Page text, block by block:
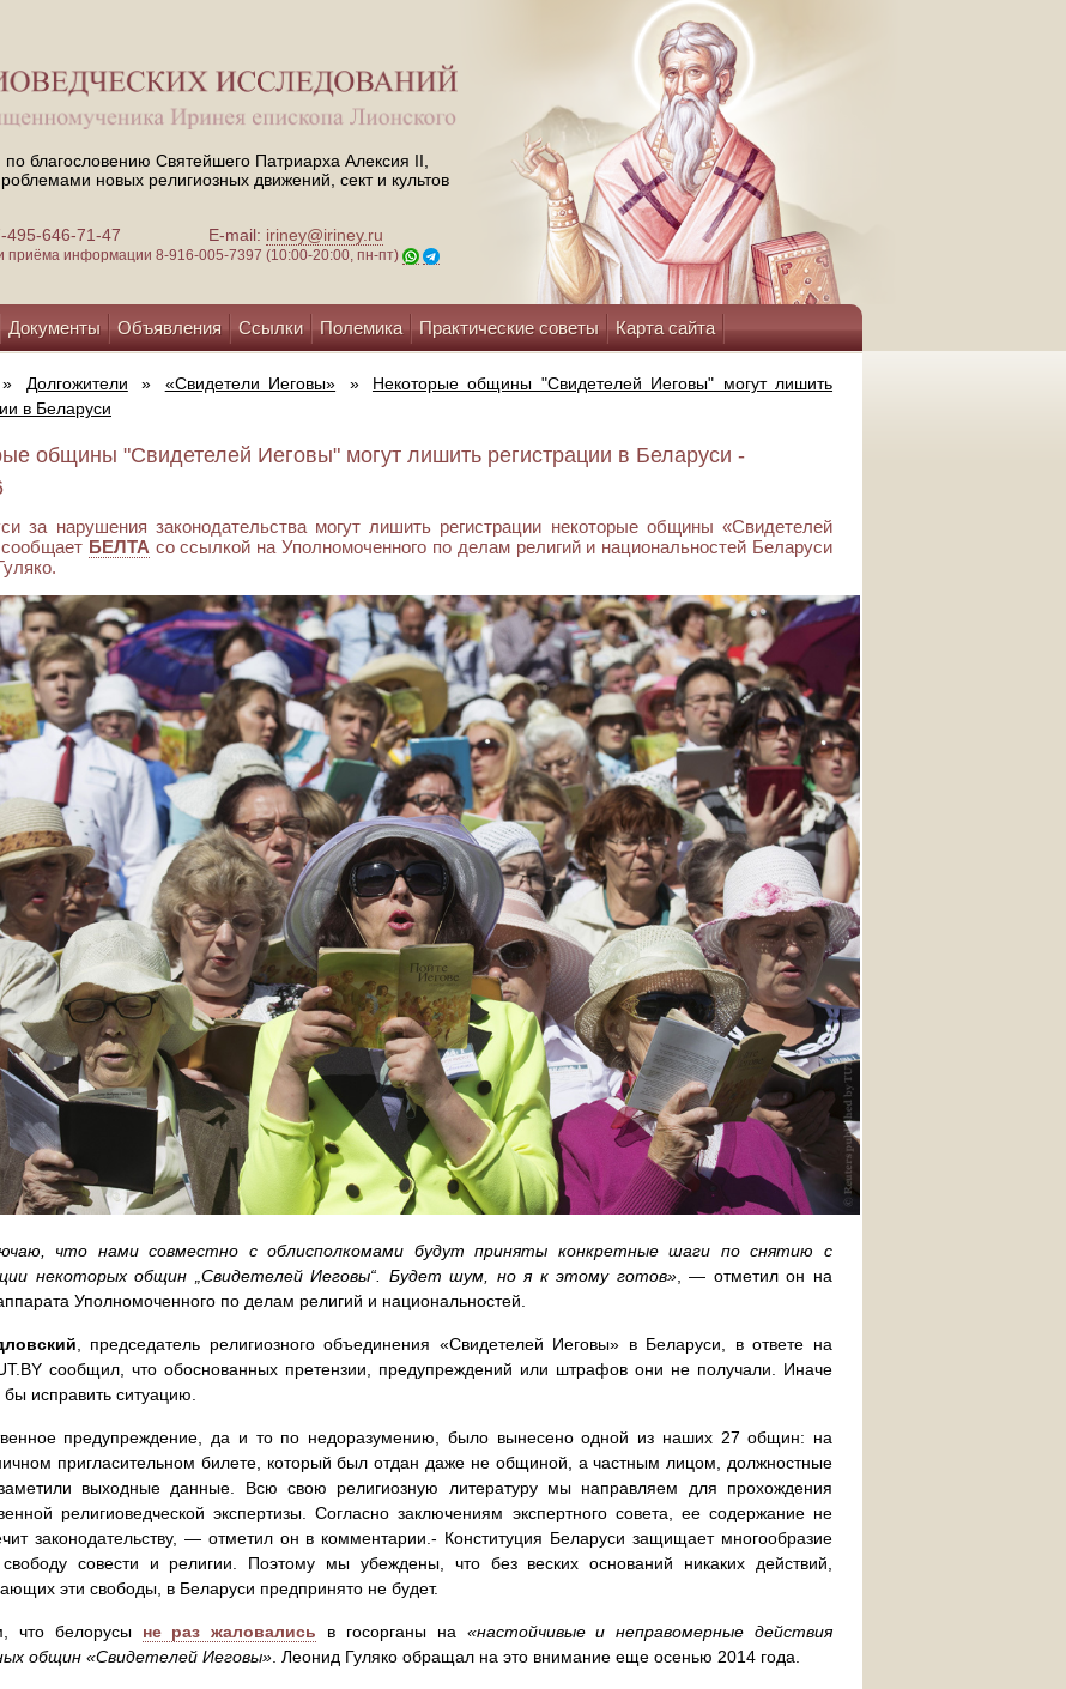
по благословению Святейшего Патриарха Алексия II,
новых религиозных движений, сект и культов
495-646-71-47 E-mail: iriney@iriney.ru
приёма информации 8-916-005-7397 (10:00-20:00, пн-пт)
Документы Объявления Ссылки Полемика Практические советы Карта сайта
» Долгожители » «Свидетели Иеговы» »
Некоторые общины "Свидетелей Иеговы" могут лишить
в Беларуси
общины "Свидетелей Иеговы" могут лишить регистрации в Беларуси -
за нарушения законодательства могут лишить регистрации некоторые общины «Свидетелей
БЕЛТА со ссылкой на Уполномоченного по делам религий и национальностей Беларуси
что нами совместно с облисполкомами будут приняты конкретные шаги по снятию с
некоторых общин „Свидетелей Иеговы“. Будет шум, но я к этому готов», — отметил он на
Уполномоченного по делам религий и национальностей.
, председатель религиозного объединения «Свидетелей Иеговы» в Беларуси, в ответе на
сообщил, что обоснованных претензии, предупреждений или штрафов они не получали. Иначе
бы исправить ситуацию.
предупреждение, да и то по недоразумению, было вынесено одной из наших 27 общин: на
пригласительном билете, который был отдан даже не общиной, а частным лицом, должностные
выходные данные. Всю свою религиозную литературу мы направляем для прохождения
религиоведческой экспертизы. Согласно заключениям экспертного совета, ее содержание не
законодательству, — отметил он в комментарии.- Конституция Беларуси защищает многообразие
свободу совести и религии. Поэтому мы убеждены, что без веских оснований никаких действий,
эти свободы, в Беларуси предпринято не будет.
что белорусы не раз жаловались в госорганы на «настойчивые и неправомерные действия
общин «Свидетелей Иеговы» . Леонид Гуляко обращал на это внимание еще осенью 2014 года.